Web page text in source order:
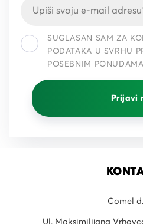
SUGLASAN SAM ZA
PODATAKA U SVRHU
POSEBNIM
Prijavi
Comel
Ul. Maksimilijana